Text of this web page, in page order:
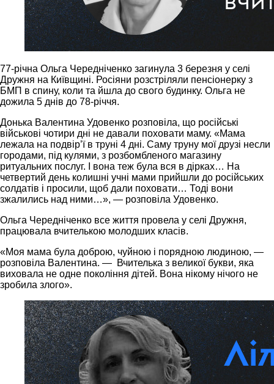
77-річна Ольга Чередніченко загинула 3 березня у селі
Дружня на Київщині. Росіяни розстріляли пенсіонерку з
БМП в спину, коли та йшла до свого будинку. Ольга не
дожила 5 днів до 78-річчя.
Донька Валентина Удовенко розповіла, що російські
військові чотири дні не давали поховати маму. «Мама
лежала на подвір’ї в труні 4 дні. Саму труну мої друзі несли
городами, під кулями, з розбомбленого магазину
ритуальних послуг. І вона теж була вся в дірках… На
четвертий день колишні учні мами прийшли до російських
солдатів і просили, щоб дали поховати… Тоді вони
зжалились над ними…», — розповіла Удовенко.
Ольга Чередніченко все життя провела у селі Дружня,
працювала вчителькою молодших класів.
«Моя мама була доброю, чуйною і порядною людиною, —
розповіла Валентина. — Вчителька з великої букви, яка
виховала не одне покоління дітей. Вона нікому нічого не
зробила злого».